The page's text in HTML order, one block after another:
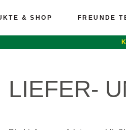
& SHOP FREUNDE
LIEFER-